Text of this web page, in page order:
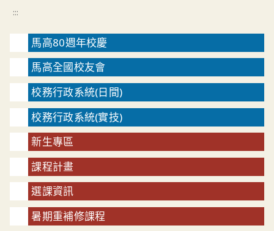
:::
馬高80週年校慶
馬高全國校友會
校務行政系統(日間)
校務行政系統(實技)
新生專區
課程計畫
選課資訊
暑期重補修課程